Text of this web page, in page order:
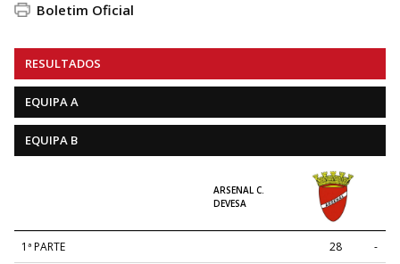
Boletim Oficial
RESULTADOS
EQUIPA A
EQUIPA B
ARSENAL C.
DEVESA
1ª PARTE 28 -